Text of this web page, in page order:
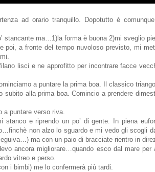
ad orario tranquillo. Dopotutto è
stancante ma…1)la forma è buona 2)mi sveglio
poi, a fronte del tempo nuvoloso previsto, mi
lisci e ne approfitto per incontrare facce
a puntare la prima boa. Il classico
subito alla prima boa. Comincio a prendere
a puntare verso riva.
stanco e riprendo un po’ di gente. In piena
non alzo lo sguardo e mi vedo gli scogli
ma con un paio di bracciate rientro in
ancora migliorare…quando esco dal mare per
vitreo e perso.
i bimbi) me lo confermerà più tardi.